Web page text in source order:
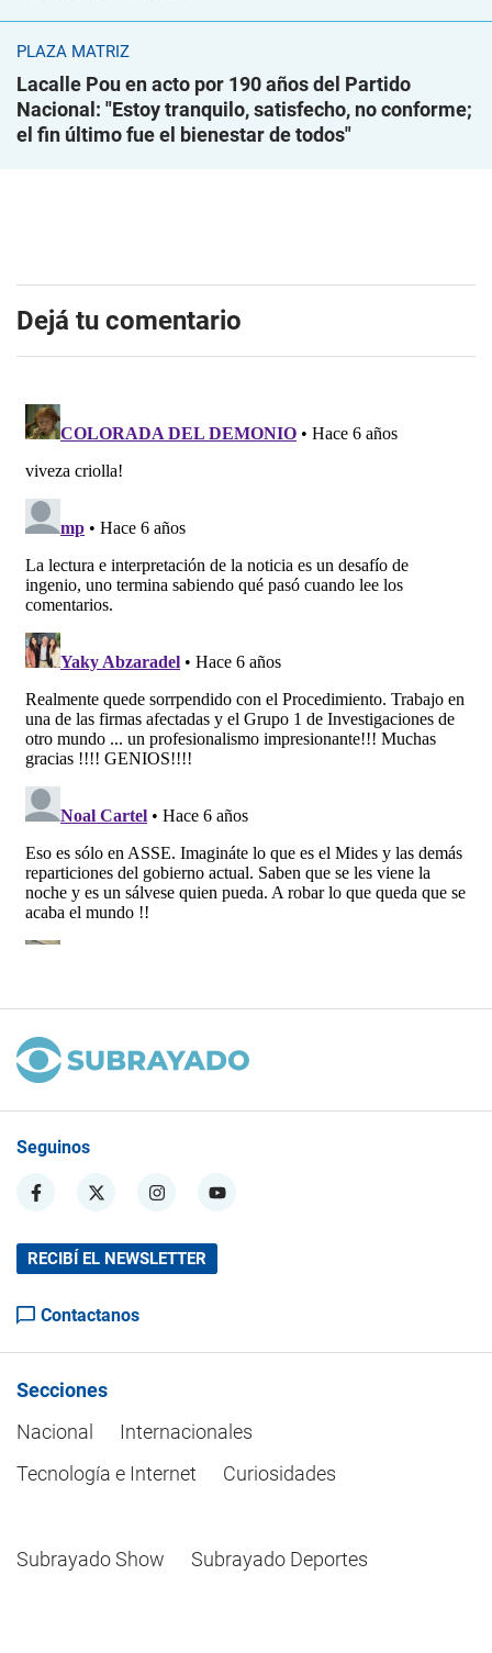
PLAZA MATRIZ
Lacalle Pou en acto por 190 años del Partido
Nacional: "Estoy tranquilo, satisfecho, no conforme;
el fin último fue el bienestar de todos"
Dejá tu comentario
Seguinos
RECIBÍ EL NEWSLETTER
Contactanos
Secciones
Nacional
Internacionales
Tecnología e Internet
Curiosidades
Subrayado Show Subrayado Deportes